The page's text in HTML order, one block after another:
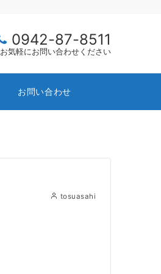
0942-87-8511
お気軽にお問い合わせください
お問い合わせ
tosuasahi